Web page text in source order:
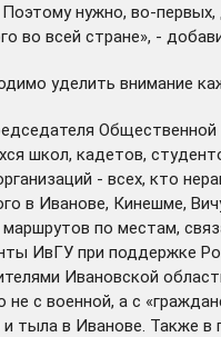
нужно, во-
всей стране», -
уделить внимание
школ, кадетов,
- всех, кто
в Иванове, Кинешме,
по местам,
ИвГУ при поддержке
Ивановской
с военной, а с
тыла в Иванове. Также